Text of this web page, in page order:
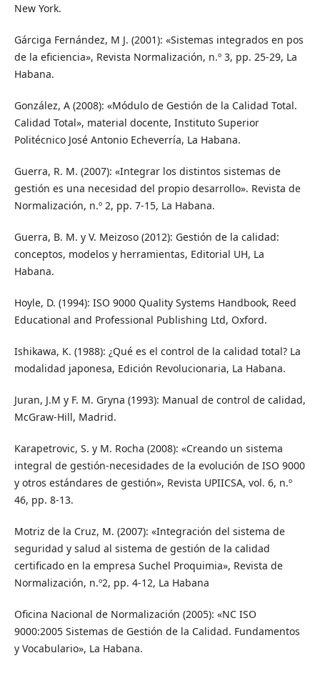
New York.
Gárciga Fernández, M J. (2001): «Sistemas integrados en pos
de la eficiencia», Revista Normalización, n.º 3, pp. 25-29, La
Habana.
González, A (2008): «Módulo de Gestión de la Calidad Total.
Calidad Total», material docente, Instituto Superior
Politécnico José Antonio Echeverría, La Habana.
Guerra, R. M. (2007): «Integrar los distintos sistemas de
gestión es una necesidad del propio desarrollo». Revista de
Normalización, n.º 2, pp. 7-15, La Habana.
Guerra, B. M. y V. Meizoso (2012): Gestión de la calidad:
conceptos, modelos y herramientas, Editorial UH, La
Habana.
Hoyle, D. (1994): ISO 9000 Quality Systems Handbook, Reed
Educational and Professional Publishing Ltd, Oxford.
Ishikawa, K. (1988): ¿Qué es el control de la calidad total? La
modalidad japonesa, Edición Revolucionaria, La Habana.
Juran, J.M y F. M. Gryna (1993): Manual de control de calidad,
McGraw-Hill, Madrid.
Karapetrovic, S. y M. Rocha (2008): «Creando un sistema
integral de gestión-necesidades de la evolución de ISO 9000
y otros estándares de gestión», Revista UPIICSA, vol. 6, n.º
46, pp. 8-13.
Motriz de la Cruz, M. (2007): «Integración del sistema de
seguridad y salud al sistema de gestión de la calidad
certificado en la empresa Suchel Proquimia», Revista de
Normalización, n.º2, pp. 4-12, La Habana
Oficina Nacional de Normalización (2005): «NC ISO
9000:2005 Sistemas de Gestión de la Calidad. Fundamentos
y Vocabulario», La Habana.